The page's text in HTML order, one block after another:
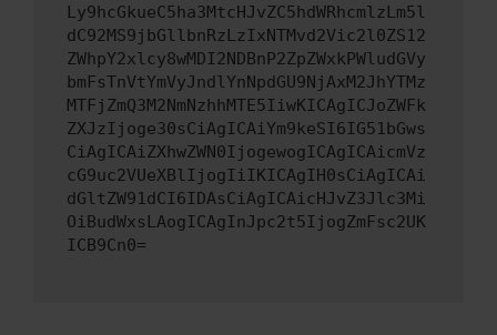
Ly9hcGkueC5ha3MtcHJvZC5hdWRhcmlzLm5l
dC92MS9jbGllbnRzLzIxNTMvd2Vic2l0ZS12
ZWhpY2xlcy8wMDI2NDBnP2ZpZWxkPWludGVy
bmFsTnVtYmVyJndlYnNpdGU9NjAxM2JhYTMz
MTFjZmQ3M2NmNzhhMTE5IiwKICAgICJoZWFk
ZXJzIjoge30sCiAgICAiYm9keSI6IG51bGws
CiAgICAiZXhwZWN0IjogewogICAgICAicmVz
cG9uc2VUeXBlIjogIiIKICAgIH0sCiAgICAi
dGltZW91dCI6IDAsCiAgICAicHJvZ3Jlc3Mi
OiBudWxsLAogICAgInJpc2t5IjogZmFsc2UK
ICB9Cn0=